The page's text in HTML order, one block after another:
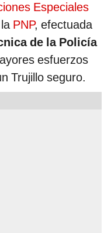
Especiales
PNP, efectuada
de la Policía
esfuerzos
Trujillo seguro.